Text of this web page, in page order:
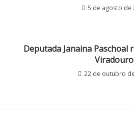
5 de agosto de
Deputada Janaina Paschoal
Viradouro
22 de outubro